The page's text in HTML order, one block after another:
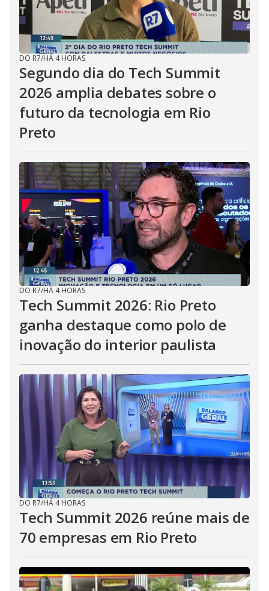
DO R7/HÁ 4 HORAS
Segundo dia do Tech Summit
2026 amplia debates sobre o
futuro da tecnologia em Rio
Preto
DO R7/HÁ 4 HORAS
Tech Summit 2026: Rio Preto
ganha destaque como polo de
inovação do interior paulista
DO R7/HÁ 4 HORAS
Tech Summit 2026 reúne mais de
70 empresas em Rio Preto